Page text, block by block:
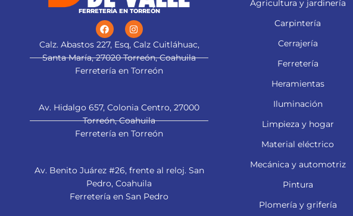
FERRETERÍA EN TORREÓN
Calz. Abastos 227, Esq, Calz Cuitláhuac,
Santa María, 27020 Torreón, Coahuila
Ferretería en Torreón
Av. Hidalgo 657, Colonia Centro, 27000
Torreón, Coahuila
Ferretería en Torreón
Av. Benito Juárez #26, frente al reloj. San
Pedro, Coahuila
Ferretería en San Pedro
Agricultura y jardinería
Carpintería
Cerrajería
Ferretería
Heramientas
Iluminación
Limpieza y hogar
Material eléctrico
Mecánica y automotriz
Pintura
Plomería y grifería